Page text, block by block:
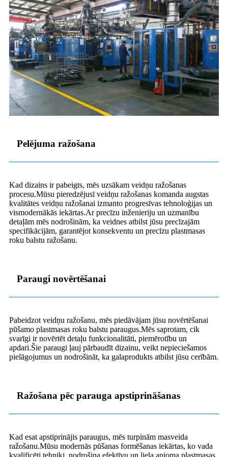
Pelējuma ražošana
Kad dizains ir pabeigts, mēs uzsākam veidņu ražošanas
procesu.Mūsu pieredzējusī veidņu ražošanas komanda augstas
kvalitātes veidņu ražošanai izmanto progresīvas tehnoloģijas un
vismodernākās iekārtas.Ar precīzu inženieriju un uzmanību
detaļām mēs nodrošinām, ka veidnes atbilst jūsu precīzajām
specifikācijām, garantējot konsekventu un precīzu plastmasas
roku balstu ražošanu.
Paraugi novērtēšanai
Pabeidzot veidņu ražošanu, mēs piedāvājam jūsu novērtēšanai
pūšamo plastmasas roku balstu paraugus.Mēs saprotam, cik
svarīgi ir novērtēt detaļu funkcionalitāti, piemērotību un
apdari.Šie paraugi ļauj pārbaudīt dizainu, veikt nepieciešamos
pielāgojumus un nodrošināt, ka galaprodukts atbilst jūsu cerībām.
Ražošana pēc parauga apstiprināšanas
Kad esat apstiprinājis paraugus, mēs turpinām masveida
ražošanu.Mūsu modernās pūšanas formēšanas iekārtas, ko vada
kvalificēti tehniķi, nodrošina efektīvu un liela apjoma plastmasas